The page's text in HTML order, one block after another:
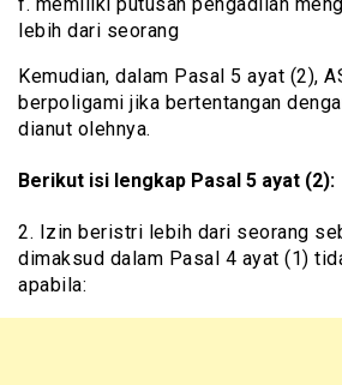
lebih dari seorang
Kemudian, dalam Pasal 5 ayat (2),
berpoligami jika bertentangan
dianut olehnya.
Berikut isi lengkap Pasal 5 ayat (2):
2. Izin beristri lebih dari seorang
dimaksud dalam Pasal 4 ayat (1)
apabila: